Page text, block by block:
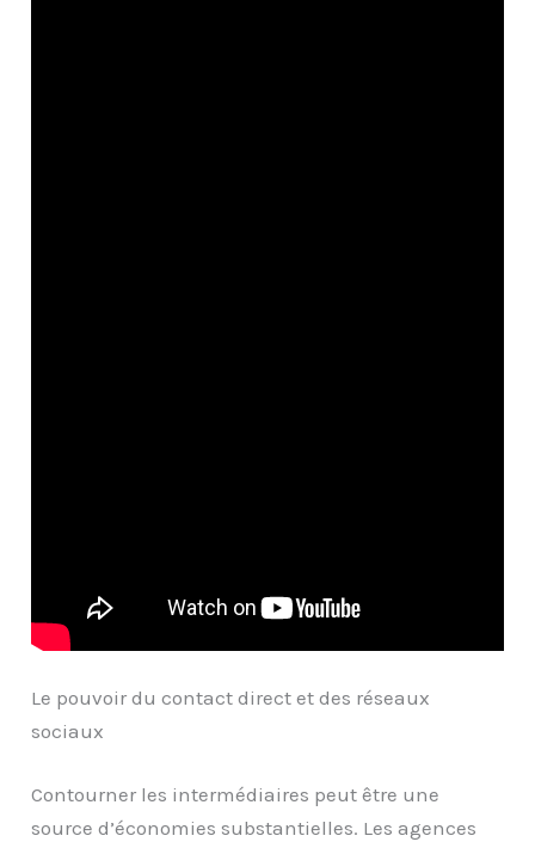
Le pouvoir du contact direct et des réseaux
sociaux
Contourner les intermédiaires peut être une
source d’économies substantielles. Les agences